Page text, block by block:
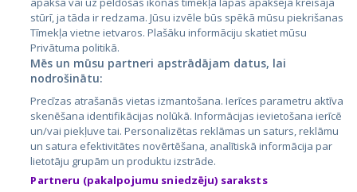
City24.lv
City24.ee
GetaPro.lv
GetaPro.ee
Skelbiu.lt
Autoplius.lt
Kainos.lt
Paslaugos.lt
auto24.ee
KV.ee
Osta.ee
stūrī, ja tāda ir redzama. Jūsu izvēle būs spēkā mūsu piekrišanas
Tīmekļa vietne ietvaros. Plašāku informāciju skatiet mūsu
Privātuma politikā.
Mēs un mūsu partneri apstrādājam datus, lai
nodrošinātu:
Precīzas atrašanās vietas izmantošana. Ierīces parametru aktīva
skenēšana identifikācijas nolūkā. Informācijas ievietošana ierīcē
un/vai piekļuve tai. Personalizētas reklāmas un saturs, reklāmu
un satura efektivitātes novērtēšana, analītiskā informācija par
lietotāju grupām un produktu izstrāde.
Partneru (pakalpojumu sniedzēju) saraksts